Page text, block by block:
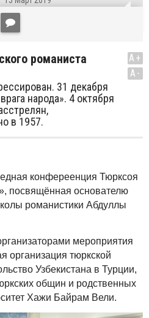
романиста
31 декабря
народа». 4 октября
в 1957.
A+
A-
конфереенция Тюрксоя
посвящённая основателю
романистики Абдуллы
мероприятия
организация тюркской
Узбекистана в Турции,
общин и родственных
Хажи Байрам Вели.